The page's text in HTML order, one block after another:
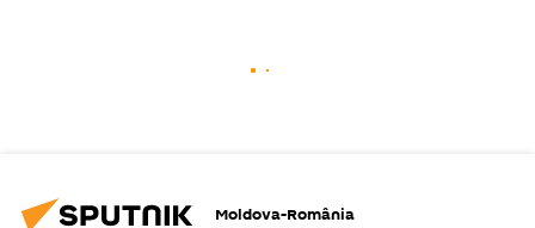
Moldova-România